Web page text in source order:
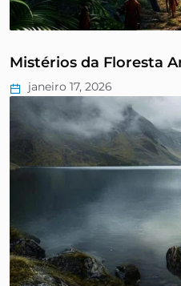
Mistérios da Floresta
janeiro 17, 2026